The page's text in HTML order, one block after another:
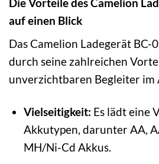
auf einen Blick
Das Camelion Ladegerät BC-
durch seine zahlreichen
unverzichtbaren Begleiter im
Vielseitigkeit: Es lädt eine
Akkutypen, darunter AA,
MH/Ni-Cd Akkus.